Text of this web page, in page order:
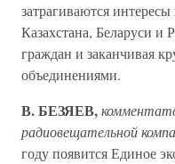
затрагиваются
Казахстана, Беларуси и
граждан и заканчивая
объединениями.
В. БЕЗЯЕВ,
радиовещательной
году появится Единое